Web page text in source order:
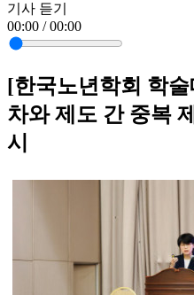
기사 듣기
00:00 / 00:00
[한국노년학회 학
차와 제도 간 중복
시